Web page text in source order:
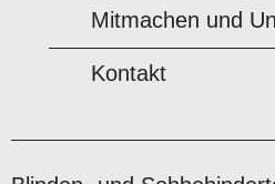
Mitmachen und
Kontakt